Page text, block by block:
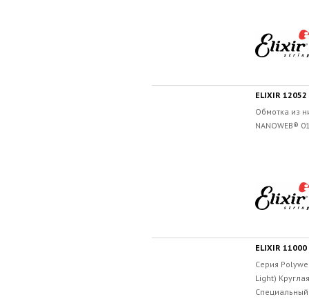
ELIXIR 12052
Обмотка из
NANOWEB®
ELIXIR 11000
Серия
Light)